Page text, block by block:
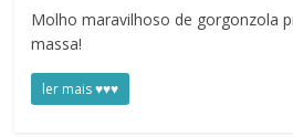
Molho maravilhoso de gorgonzola
massa!
ler mais ♥♥♥